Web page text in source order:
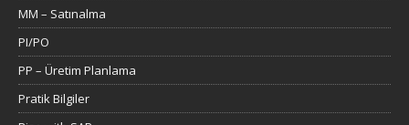
MM – Satınalma
PI/PO
PP – Üretim Planlama
Pratik Bilgiler